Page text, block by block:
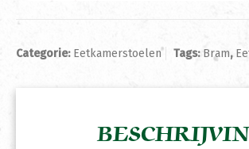
Categorie: Eetkamerstoelen Tags: Bram,